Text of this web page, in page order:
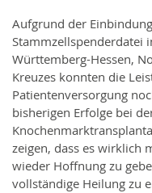
Aufgrund der
Stammzellspenderdatei
Württemberg-Hessen,
Kreuzes konnten die
Patientenversorgung
bisherigen Erfolge bei
zeigen, dass es wirklich
wieder Hoffnung zu
vollständige Heilung zu